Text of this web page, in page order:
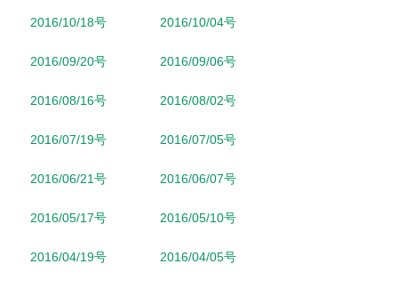
2016/10/18号 2016/10/04号
2016/09/20号 2016/09/06号
2016/08/16号 2016/08/02号
2016/07/19号 2016/07/05号
2016/06/21号 2016/06/07号
2016/05/17号 2016/05/10号
2016/04/19号 2016/04/05号